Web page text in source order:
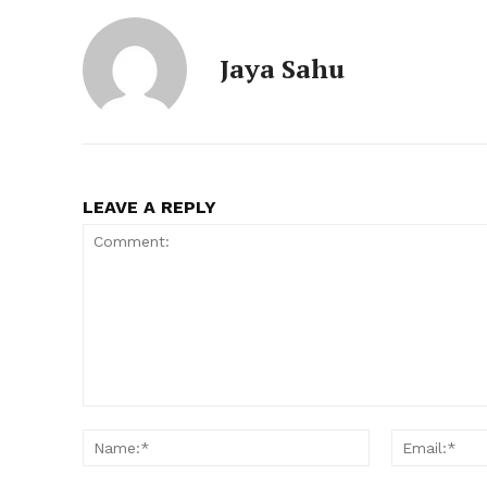
Jaya Sahu
LEAVE A REPLY
Name:*